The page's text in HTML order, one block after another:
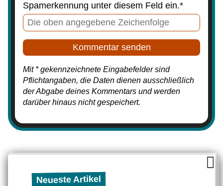
Spamerkennung unter diesem Feld ein.*
Mit * gekennzeichnete Eingabefelder sind
Pflichtangaben, die Daten dienen ausschließlich
der Abgabe deines Kommentars und werden
darüber hinaus nicht gespeichert.
Neueste Artikel